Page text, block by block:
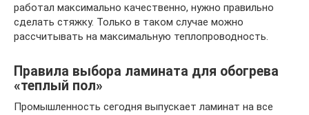
работал максимально качественно, нужно правильно
сделать стяжку. Только в таком случае можно
рассчитывать на максимальную теплопроводность.
Правила выбора ламината для обогрева
«теплый пол»
Промышленность сегодня выпускает ламинат на все